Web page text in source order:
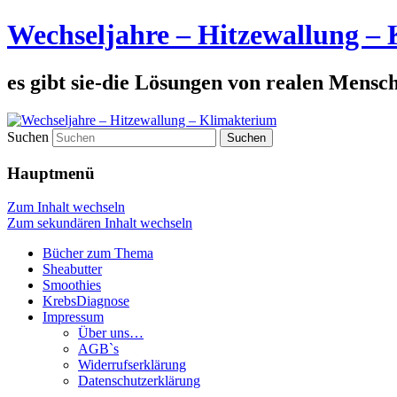
Wechseljahre – Hitzewallung
es gibt sie-die Lösungen von realen
Suchen
Hauptmenü
Zum Inhalt wechseln
Zum sekundären Inhalt wechseln
Bücher zum Thema
Sheabutter
Smoothies
KrebsDiagnose
Impressum
Über uns…
AGB`s
Widerrufserklärung
Datenschutzerklärung